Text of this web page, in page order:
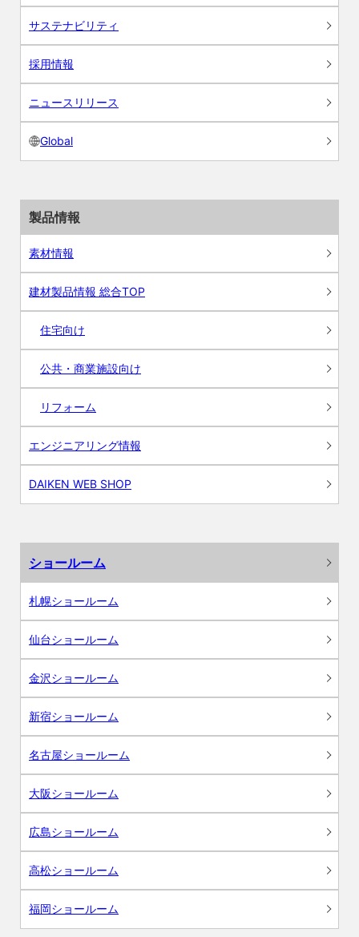
サステナビリティ
採用情報
ニュースリリース
Global
製品情報
素材情報
建材製品情報 総合TOP
住宅向け
公共・商業施設向け
リフォーム
エンジニアリング情報
DAIKEN WEB SHOP
ショールーム
札幌ショールーム
仙台ショールーム
金沢ショールーム
新宿ショールーム
名古屋ショールーム
大阪ショールーム
広島ショールーム
高松ショールーム
福岡ショールーム